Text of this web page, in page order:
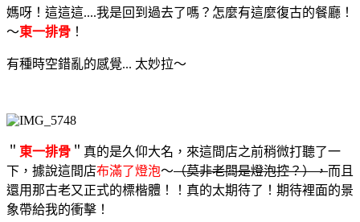
媽呀！這這這....我是回到過去了嗎？怎麼有這麼復古的餐廳！
～東一排骨 ！
有種時空錯亂的感覺... 太妙拉～
＂ 東一排骨 ＂真的是久仰大名，來這間店之前稍微打聽了一
下，據說這間店布滿了燈泡～（莫非老闆是燈泡控？），而且
還用那古老又正式的標楷體！！真的太期待了！期待裡面的景
象帶給我的衝擊！